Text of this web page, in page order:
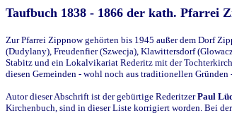
Taufbuch 1838 - 1866 der kath. Pfarrei
Zur Pfarrei Zippnow gehörten bis 1945 außer dem Dorf
(Dudylany), Freudenfier (Szwecja), Klawittersdorf
Stabitz und ein Lokalvikariat Rederitz mit der
diesen Gemeinden - wohl noch aus traditionellen Gründen
Autor dieser Abschrift ist der gebürtige RederitzerPaul
Kirchenbuch, sind in dieser Liste korrigiert worden. Bei